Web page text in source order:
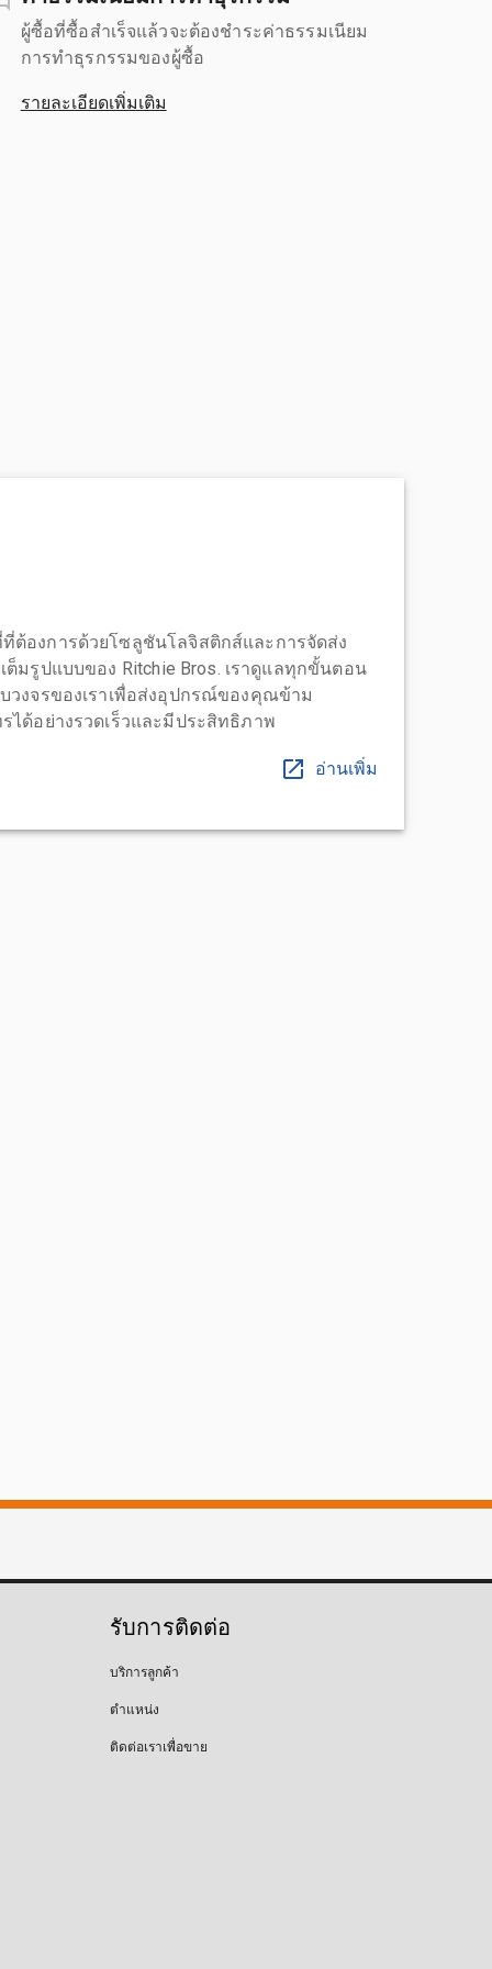
ผู้ซื้อที่ซื้อสำเร็จแล้วจะต้องชำระค่าธรรมเนียม
การทำธุรกรรมของผู้ซื้อ
รายละเอียดเพิ่มเติม
องการด้วยโซลูชันโลจิสติกส์และการจัดส่ง
ต็มรูปแบบของ Ritchie Bros. เราดูแลทุกขั้นตอน
วงจรของเราเพื่อส่งอุปกรณ์ของคุณข้าม
ด้อย่างรวดเร็วและมีประสิทธิภาพ
อ่านเพิ่ม
รับการติดต่อ
บริการลูกค้า
ตำแหน่ง
ติดต่อเราเพื่อขาย